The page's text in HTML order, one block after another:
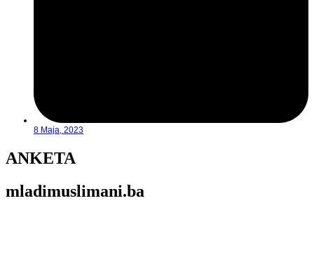
8 Maja, 2023
ANKETA
mladimuslimani.ba